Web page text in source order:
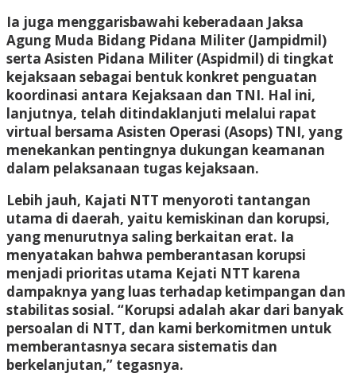
Ia juga menggarisbawahi keberadaan Jaksa
Agung Muda Bidang Pidana Militer (Jampidmil)
serta Asisten Pidana Militer (Aspidmil) di tingkat
kejaksaan sebagai bentuk konkret penguatan
koordinasi antara Kejaksaan dan TNI. Hal ini,
lanjutnya, telah ditindaklanjuti melalui rapat
virtual bersama Asisten Operasi (Asops) TNI, yang
menekankan pentingnya dukungan keamanan
dalam pelaksanaan tugas kejaksaan.
Lebih jauh, Kajati NTT menyoroti tantangan
utama di daerah, yaitu kemiskinan dan korupsi,
yang menurutnya saling berkaitan erat. Ia
menyatakan bahwa pemberantasan korupsi
menjadi prioritas utama Kejati NTT karena
dampaknya yang luas terhadap ketimpangan dan
stabilitas sosial. “Korupsi adalah akar dari banyak
persoalan di NTT, dan kami berkomitmen untuk
memberantasnya secara sistematis dan
berkelanjutan,” tegasnya.